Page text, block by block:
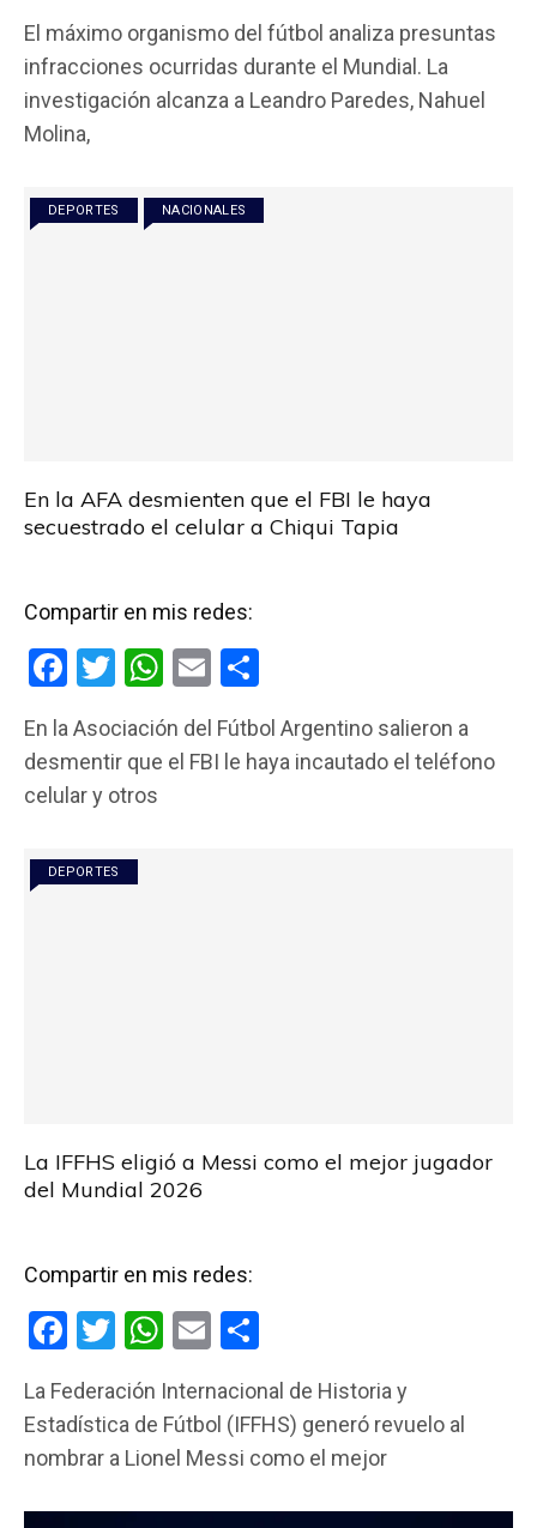
ce
b
o
k
tt
er
at
s
p
ail m
p
El máximo organismo del fútbol analiza presuntas
infracciones ocurridas durante el Mundial. La
investigación alcanza a Leandro Paredes, Nahuel
Molina,
DEPORTES NACIONALES
En la AFA desmienten que el FBI le haya
secuestrado el celular a Chiqui Tapia
Compartir en mis redes:
F
ce
b
o
k
T
tt
er
W
at
s
E
ail m
p
En la Asociación del Fútbol Argentino salieron a
desmentir que el FBI le haya incautado el teléfono
celular y otros
DEPORTES
La IFFHS eligió a Messi como el mejor jugador
del Mundial 2026
Compartir en mis redes:
F
ce
b
T
tt
er
W
at
s
E
ail m
p
La Federación Internacional de Historia y
Estadística de Fútbol (IFFHS) generó revuelo al
nombrar a Lionel Messi como el mejor